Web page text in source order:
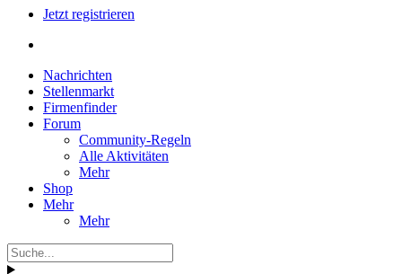
Jetzt registrieren
Nachrichten
Stellenmarkt
Firmenfinder
Forum
Community-Regeln
Alle Aktivitäten
Mehr
Shop
Mehr
Mehr